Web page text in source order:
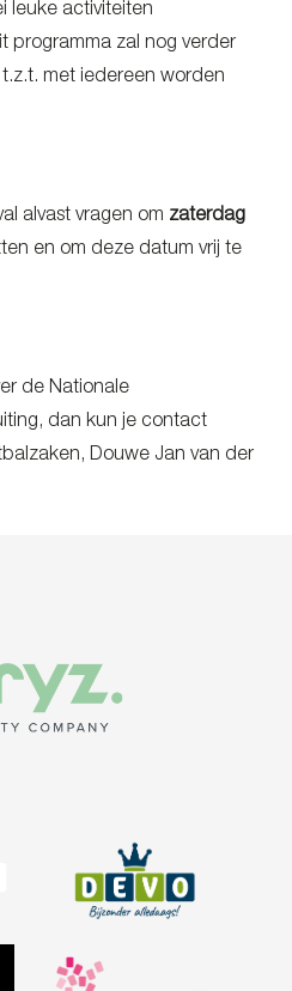
leuke activiteiten
programma zal nog verder
met iedereen worden
alvast vragen om zaterdag
en om deze datum vrij te
de Nationale
dan kun je contact
Douwe Jan van der